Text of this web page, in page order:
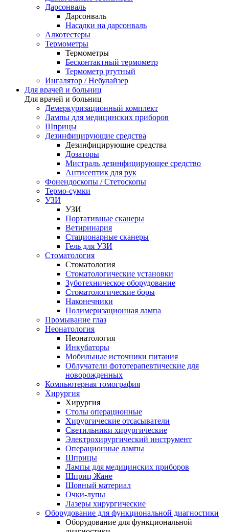
Дарсонваль
Дарсонваль
Насадки на дарсонваль
Алкотестеры
Термометры
Термометры
Бесконтактный термометр
Термометр ртутный
Ингалятор / Небулайзер
Для врачей и больниц
Для врачей и больниц
Демеркуризационный комплект
Лампы для медицинских приборов
Шприцы
Дезинфицирующие средства
Дезинфицирующие средства
Дозаторы
Мистраль дезинфицирующее средство
Антисептик для рук
Фонендоскопы / Стетоскопы
Термо-сумки
УЗИ
УЗИ
Портативные сканеры
Ветиринария
Стационарные сканеры
Гель для УЗИ
Стоматология
Стоматология
Стоматологические установки
Зуботехническое оборудование
Стоматологические боры
Наконечники
Полимеризационная лампа
Промывание глаз
Неонатология
Неонатология
Инкубаторы
Мобильные источники питания
Облучатели фототерапевтические для
новорожденных
Компьютерная томография
Хирургия
Хирургия
Столы операционные
Хирургические отсасыватели
Светильники хирургические
Электрохирургический инструмент
Операционные лампы
Шприцы
Лампы для медицинских приборов
Шприц Жане
Шовный материал
Очки-лупы
Лазеры хирургические
Оборудование для функциональной диагностики
Оборудование для функциональной